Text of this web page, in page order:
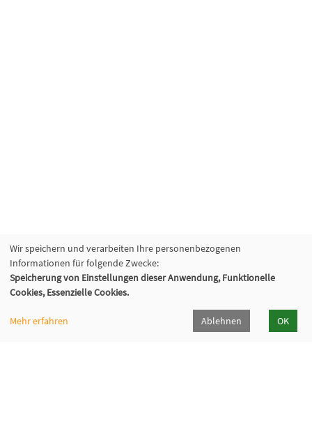
Wir speichern und verarbeiten Ihre personenbezogenen
Informationen für folgende Zwecke:
Speicherung von Einstellungen dieser Anwendung, Funktionelle
Cookies, Essenzielle Cookies.
Mehr erfahren Ablehnen OK